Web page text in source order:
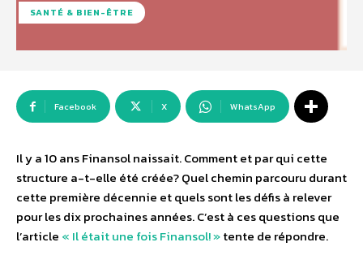
SANTÉ & BIEN-ÊTRE
Facebook X WhatsApp
Il y a 10 ans Finansol naissait. Comment et par qui cette
structure a-t-elle été créée? Quel chemin parcouru durant
cette première décennie et quels sont les défis à relever
pour les dix prochaines années. C’est à ces questions que
l’article « Il était une fois Finansol! »tente de répondre.